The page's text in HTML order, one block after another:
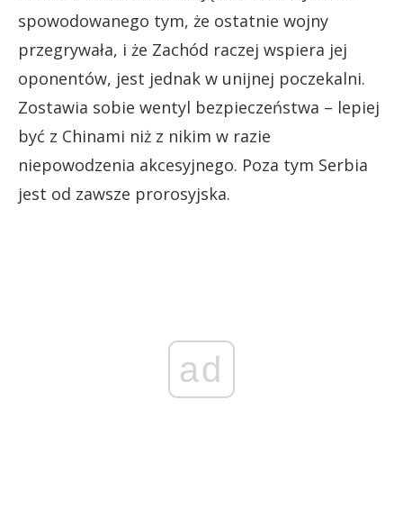
spowodowanego tym, że ostatnie wojny
przegrywała, i że Zachód raczej wspiera jej
oponentów, jest jednak w unijnej poczekalni.
Zostawia sobie wentyl bezpieczeństwa – lepiej
być z Chinami niż z nikim w razie
niepowodzenia akcesyjnego. Poza tym Serbia
jest od zawsze prorosyjska.
ad